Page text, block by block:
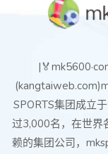
SPORTS集团成立
过3,000名，在世界
赖的集团公司，